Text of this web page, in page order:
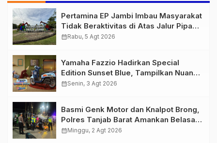
Pertamina EP Jambi Imbau Masyarakat
Tidak Beraktivitas di Atas Jalur Pipa
Migas Demi Keselamatan Bersama
calendar_monthRabu, 5 Agt 2026
Yamaha Fazzio Hadirkan Special
Edition Sunset Blue, Tampilkan Nuansa
Retro Summer yang Semakin Skena
calendar_monthSenin, 3 Agt 2026
Basmi Genk Motor dan Knalpot Brong,
Polres Tanjab Barat Amankan Belasan
Kendaraan
calendar_monthMinggu, 2 Agt 2026